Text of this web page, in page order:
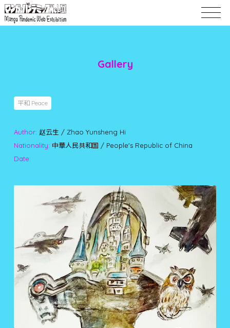
Gallery
平和 Peace
Author: 赵云生 / Zhao Yunsheng Hi
Nationality: 中華人民共和国 / People's Republic of China
Date: